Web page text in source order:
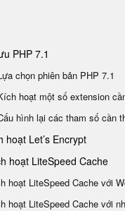
PHP 7.1
chọn phiên bản PHP 7.1
hoạt một số extension
hình lại các tham số cần
hoạt Let’s Encrypt
hoạt LiteSpeed Cache
hoạt LiteSpeed Cache với
hoạt LiteSpeed Cache với